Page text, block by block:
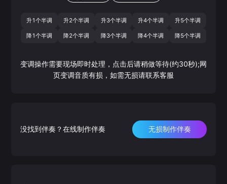
升1个半调 升2个半调 升3个半调 升4个半调 升5个半调
降1个半调 降2个半调 降3个半调 降4个半调 降5个半调
变调操作需要现场即时处理，点击后请稍做等待(约30秒);网
页变调音质有损，如需无损请联系客服
没找到伴奏？在线制作伴奏 无损制作伴奏